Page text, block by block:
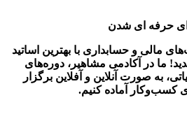
حرفه ای شدن
مالی و حسابداری با بهترین اساتید
ما در آکادمی مشاهیر، دوره‌های
به صورت آنلاین و آفلاین برگزار
کسب‌وکار آماده کنیم.